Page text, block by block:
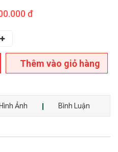
đ
Thêm vào giỏ hàng
Ảnh Bình Luận